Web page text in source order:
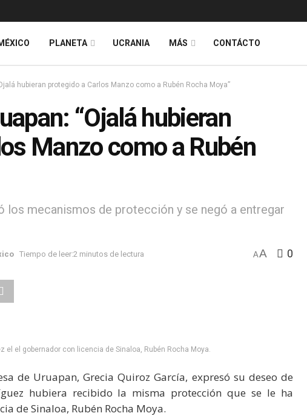
PLANETA UCRANIA MÁS CONTÁCTO
hubieran protegido a Carlos Manzo como a Rubén Rocha Moya”
“Ojalá hubieran
Manzo como a Rubén
los mecanismos de protección y se negó a entregar
Tiempo de leer:2 minutos de lectura AA 0
el el gobernador con licencia de Sinaloa, Rubén Rocha Moya.
de Uruapan, Grecia Quiroz García, expresó su deseo de
hubiera recibido la misma protección que se le ha
de Sinaloa, Rubén Rocha Moya.